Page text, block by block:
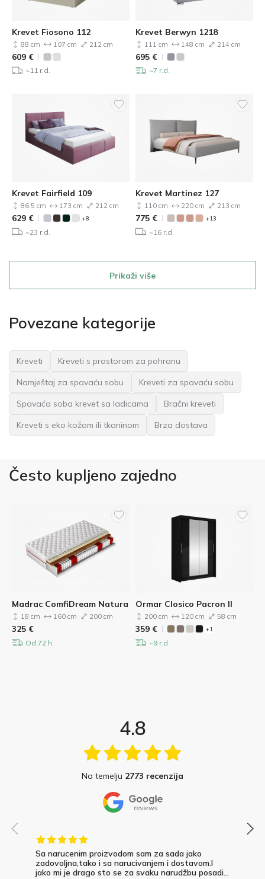
Krevet Fiosono 112
88 cm 107 cm 212 cm
609 €
~11 r.d.
Krevet Berwyn 1218
111 cm 148 cm 214 cm
695 €
~7 r.d.
Krevet Fairfield 109
86.5 cm 173 cm 212 cm
629 € +8
~23 r.d.
Krevet Martinez 127
110 cm 220 cm 213 cm
775 € +13
~16 r.d.
Prikaži više
Povezane kategorije
Kreveti
Kreveti s prostorom za pohranu
Namještaj za spavaću sobu
Kreveti za spavaću sobu
Spavaća soba krevet sa ladicama
Bračni kreveti
Kreveti s eko kožom ili tkaninom
Brza dostava
Često kupljeno zajedno
Madrac ComfiDream Natura
18 cm 160 cm 200 cm
325 €
Od 72 h.
Ormar Closico Pacron II
200 cm 120 cm 58 cm
359 € +1
~9 r.d.
4.8
Na temelju 2773 recenzija
Sa narucenim proizvodom sam za sada jako
zadovoljna,tako i sa narucivanjem i dostavom.I
jako mi je drago sto se za svaku narudžbu posadi...